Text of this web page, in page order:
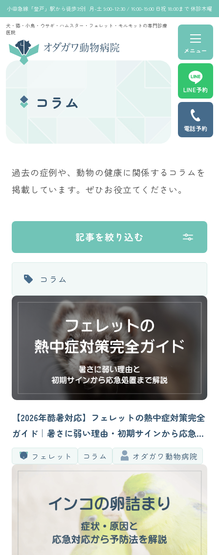
犬・猫・小鳥・ウサギ・ハムスター・フェレット・モルモットの専門診療
医院
小田急線「登戸」駅から徒歩3分 月-土 9:00-12:30 / 16:00-19:00 日祝 18:00まで 休診木曜
LINE予約
電話予約
メニュー
コラム
過去の症例や、動物の健康に関係するコラムを
掲載しています。ぜひお役立てください。
【2026年酷暑対応】フェレットの熱中症対策完全
ガイド｜暑さに弱い理由・初期サインから応急処
置まで獣医師が解説
フェレット コラム オダガワ動物病院
記事を絞り込む
コラム